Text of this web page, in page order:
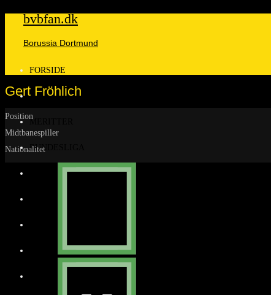
bvbfan.dk
Borussia Dortmund
FORSIDE
KLUBBEN
MERITTER
BUNDESLIGA
DANMARK
Gert Fröhlich
Position
Midtbanespiller
Nationalitet